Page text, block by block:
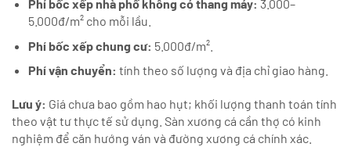
Phí bốc xếp nhà phố không có thang máy: 3.000–
5.000đ/m² cho mỗi lầu.
Phí bốc xếp chung cư: 5.000đ/m².
Phí vận chuyển: tính theo số lượng và địa chỉ giao hàng.
Lưu ý: Giá chưa bao gồm hao hụt; khối lượng thanh toán tính
theo vật tư thực tế sử dụng. Sàn xương cá cần thợ có kinh
nghiệm để căn hướng ván và đường xương cá chính xác.